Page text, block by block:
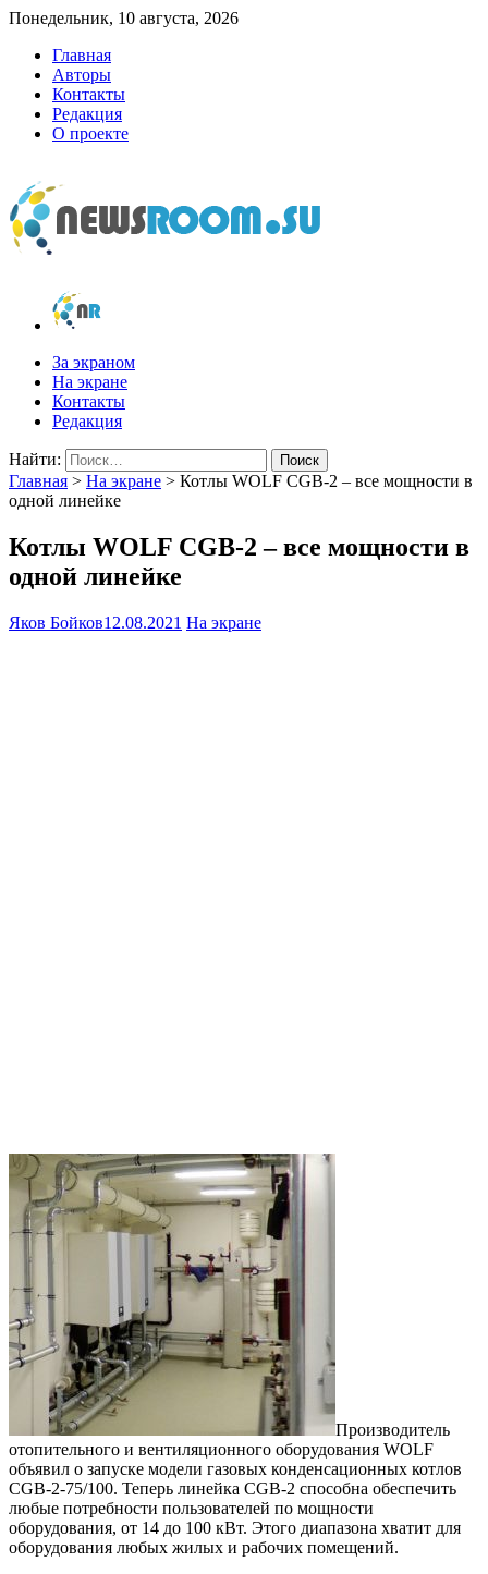
Понедельник, 10 августа, 2026
Главная
Авторы
Контакты
Редакция
О проекте
newsroom.su
Новости о новостях
За экраном
На экране
Контакты
Редакция
Найти:
Главная > На экране > Котлы WOLF CGB-2 – все мощности в
одной линейке
Котлы WOLF CGB-2 – все мощности в
одной линейке
Яков Бойков12.08.2021 На экране
Производитель
отопительного и вентиляционного оборудования WOLF
объявил о запуске модели газовых конденсационных котлов
CGB-2-75/100. Теперь линейка CGB-2 способна обеспечить
любые потребности пользователей по мощности
оборудования, от 14 до 100 кВт. Этого диапазона хватит для
оборудования любых жилых и рабочих помещений.